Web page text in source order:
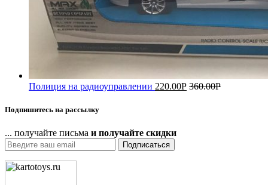
Полиция на радиоуправлении 220.00Р 360.00Р
Подпишитесь на рассылку
... получайте письма и получайте скидки
Подписаться